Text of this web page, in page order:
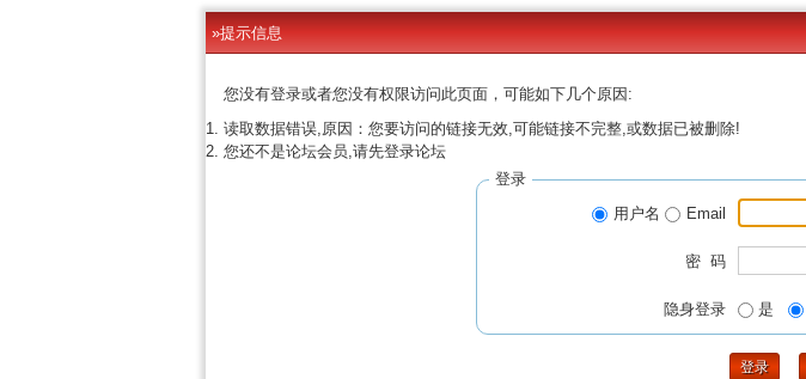
»提示信息
您没有登录或者您没有权限访问此页面，可能如下几个原因:
读取数据错误,原因：您要访问的链接无效,可能链接不完整,或数据已被删除!
您还不是论坛会员,请先登录论坛
登录
用户名
Email
密 码
隐身登录 是